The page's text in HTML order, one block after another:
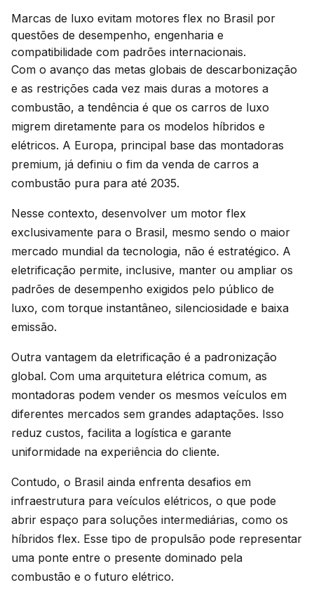
Marcas de luxo evitam motores flex no Brasil por
questões de desempenho, engenharia e
compatibilidade com padrões internacionais.
Com o avanço das metas globais de descarbonização
e as restrições cada vez mais duras a motores a
combustão, a tendência é que os carros de luxo
migrem diretamente para os modelos híbridos e
elétricos. A Europa, principal base das montadoras
premium, já definiu o fim da venda de carros a
combustão pura para até 2035.
Nesse contexto, desenvolver um motor flex
exclusivamente para o Brasil, mesmo sendo o maior
mercado mundial da tecnologia, não é estratégico. A
eletrificação permite, inclusive, manter ou ampliar os
padrões de desempenho exigidos pelo público de
luxo, com torque instantâneo, silenciosidade e baixa
emissão.
Outra vantagem da eletrificação é a padronização
global. Com uma arquitetura elétrica comum, as
montadoras podem vender os mesmos veículos em
diferentes mercados sem grandes adaptações. Isso
reduz custos, facilita a logística e garante
uniformidade na experiência do cliente.
Contudo, o Brasil ainda enfrenta desafios em
infraestrutura para veículos elétricos, o que pode
abrir espaço para soluções intermediárias, como os
híbridos flex. Esse tipo de propulsão pode representar
uma ponte entre o presente dominado pela
combustão e o futuro elétrico.